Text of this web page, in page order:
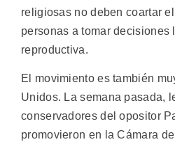
religiosas no deben coartar
personas a tomar decisiones
reproductiva.
El movimiento es también
Unidos. La semana pasada,
conservadores del opositor
promovieron en la Cámara